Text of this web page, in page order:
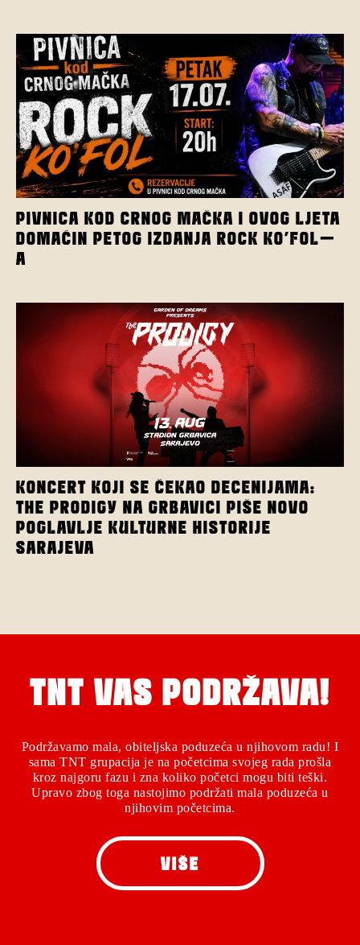
PIVNICA KOD CRNOG MAČKA I OVOG LJETA
DOMAĆIN PETOG IZDANJA ROCK KO’FOL-
A
KONCERT KOJI SE ČEKAO DECENIJAMA:
THE PRODIGY NA GRBAVICI PIŠE NOVO
POGLAVLJE KULTURNE HISTORIJE
SARAJEVA
TNT VAS PODRŽAVA!
Podržavamo mala, obiteljska poduzeća u njihovom radu! I
sama TNT grupacija je na početcima svojeg rada prošla
kroz najgoru fazu i zna koliko početci mogu biti teški.
Upravo zbog toga nastojimo podržati mala poduzeća u
njihovim početcima.
VIŠE